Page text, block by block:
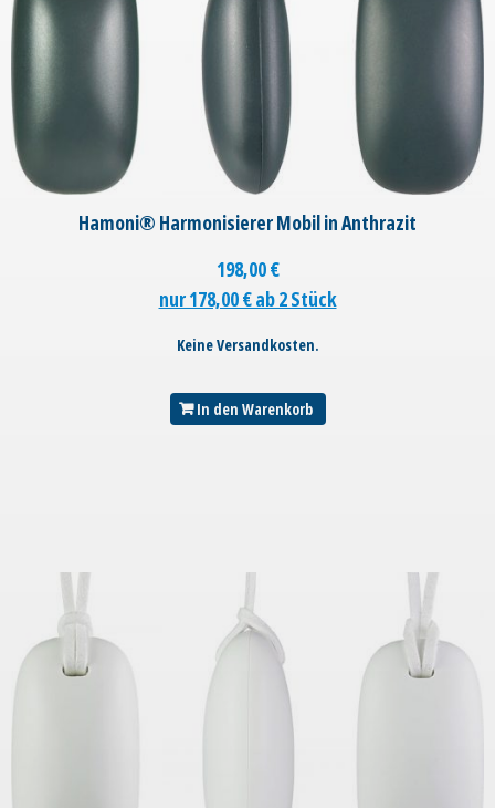
Hamoni® Harmonisierer Mobil in Anthrazit
198,00€
nur 178,00 € ab 2 Stück
Keine Versandkosten.
In den Warenkorb